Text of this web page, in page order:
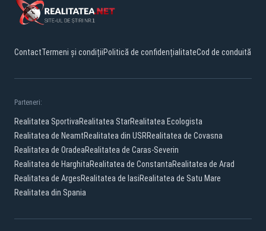
ContactTermeni și condițiiPolitică de confidențialitateCod de conduită
Parteneri:
Realitatea SportivaRealitatea StarRealitatea Ecologista
Realitatea de NeamtRealitatea din USRRealitatea de Covasna
Realitatea de OradeaRealitatea de Caras-Severin
Realitatea de HarghitaRealitatea de ConstantaRealitatea de Arad
Realitatea de ArgesRealitatea de IasiRealitatea de Satu Mare
Realitatea din Spania